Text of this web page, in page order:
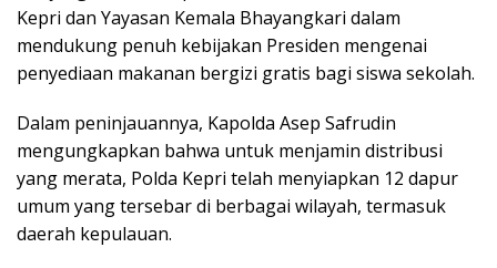
Kepri dan Yayasan Kemala Bhayangkari dalam
mendukung penuh kebijakan Presiden mengenai
penyediaan makanan bergizi gratis bagi siswa sekolah.
Dalam peninjauannya, Kapolda Asep Safrudin
mengungkapkan bahwa untuk menjamin distribusi
yang merata, Polda Kepri telah menyiapkan 12 dapur
umum yang tersebar di berbagai wilayah, termasuk
daerah kepulauan.